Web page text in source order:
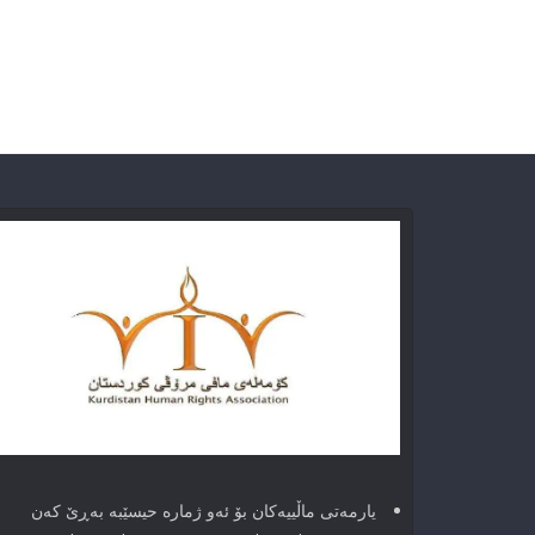
یارمەتی ماڵییەکان بۆ ئەو ژماره حیسێبە بەڕێ کەن